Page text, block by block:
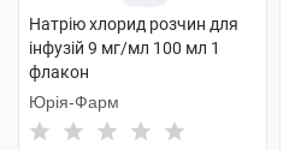
Натрію хлорид розчин для
інфузій 9 мг/мл 100 мл 1
флакон
Юрія-Фарм